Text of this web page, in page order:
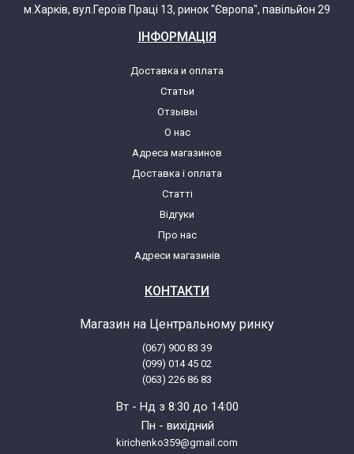
Fagor 5H-414 B1 901015510
Fagor 5H-414 N 901015244
Fagor 5H-414 N1 901015529
Fagor 5H-414 X 901015253
Fagor 5H414B 901015235
Fagor 5H414B1 901015510
Fagor 5H414N 901015244
м.Харків, вул.Героїв Праці 13, ринок "Європа", павільйон 29
ІНФОРМАЦІЯ
Доставка и оплата
Статьи
Отзывы
О нас
Адреса магазинов
Доставка і оплата
Статті
Відгуки
Про нас
Адреси магазинів
КОНТАКТИ
Магазин на Центральному ринку
(067) 900 83 39
(099) 014 45 02
(063) 226 86 83
Вт - Нд з 8:30 до 14:00
Пн - вихідний
kirichenko359@gmail.com